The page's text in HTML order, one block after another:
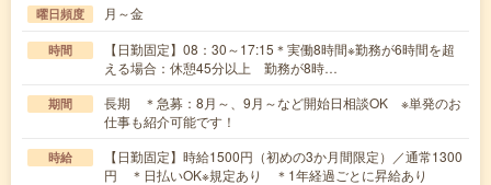
曜日頻度 月～金
時間
【日勤固定】08：30～17:15＊実働8時間※勤務が6時間を超
える場合：休憩45分以上 勤務が8時…
期間
長期 ＊急募：8月～、9月～など開始日相談OK ※単発のお
仕事も紹介可能です！
時給
【日勤固定】時給1500円（初めの3か月間限定）／通常1300
円 ＊日払いOK※規定あり ＊1年経過ごとに昇給あり